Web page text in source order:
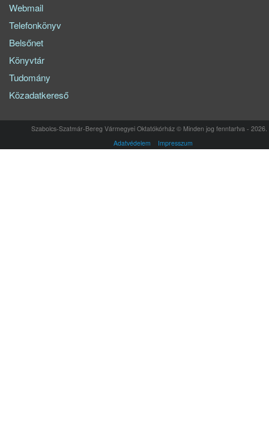
Webmail
Telefonkönyv
Belsőnet
Könyvtár
Tudomány
Közadatkereső
Szabolcs-Szatmár-Bereg Vármegyei Oktatókórház © Minden jog fenntartva - 2026.
Adatvédelem
Impresszum